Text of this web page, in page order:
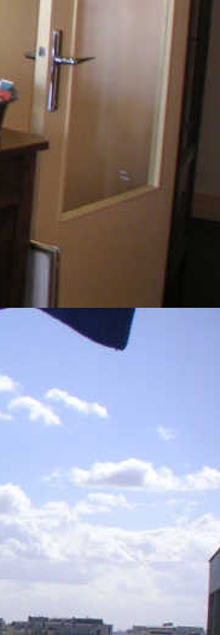
avec deux balcons